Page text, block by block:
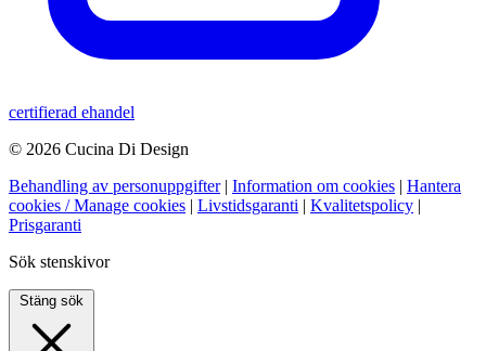
certifierad ehandel
© 2026 Cucina Di Design
Behandling av personuppgifter | Information om cookies | Hantera
cookies / Manage cookies | Livstidsgaranti | Kvalitetspolicy |
Prisgaranti
Sök stenskivor
Stäng sök